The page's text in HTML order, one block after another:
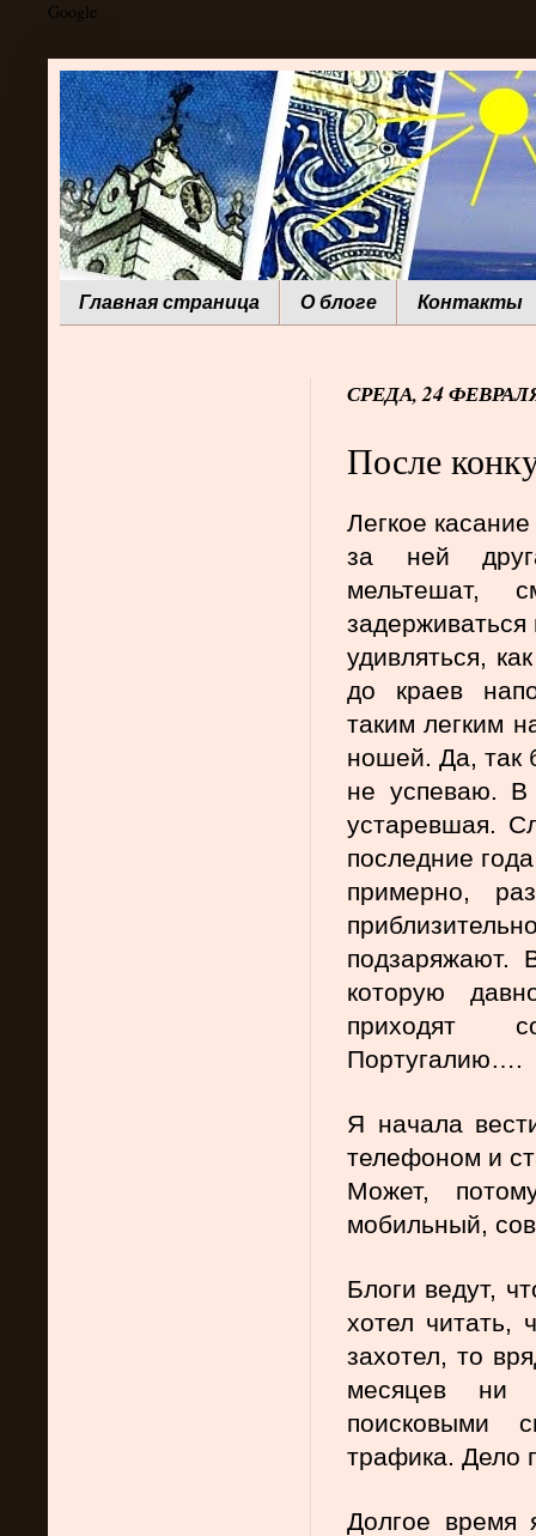
Google
Главная страница О блоге Контакты
СРЕДА, 24
После
Легкое
за ней
мельтешат,
удивляться,
до краев
таким легким
ношей. Да, так
не успеваю. В
устаревшая.
последние
примерно,
подзаряжают.
которую
приходят
Португалию….
Я начала
телефоном и
Может,
мобильный,
Блоги ведут,
хотел читать,
захотел, то
месяцев ни
поисковыми
трафика. Дело
Долгое время